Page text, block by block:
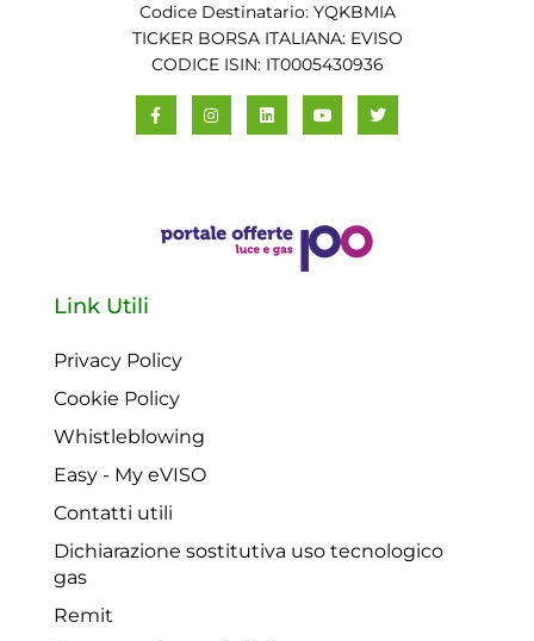
Codice Destinatario: YQKBMIA
TICKER BORSA ITALIANA: EVISO
CODICE ISIN: IT0005430936
Link Utili
Privacy Policy
Cookie Policy
Whistleblowing
Easy - My eVISO
Contatti utili
Dichiarazione sostitutiva uso tecnologico
gas
Remit